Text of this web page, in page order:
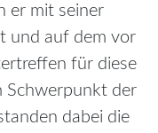
er mit seiner
und auf dem vor
für diese
Schwerpunkt der
dabei die